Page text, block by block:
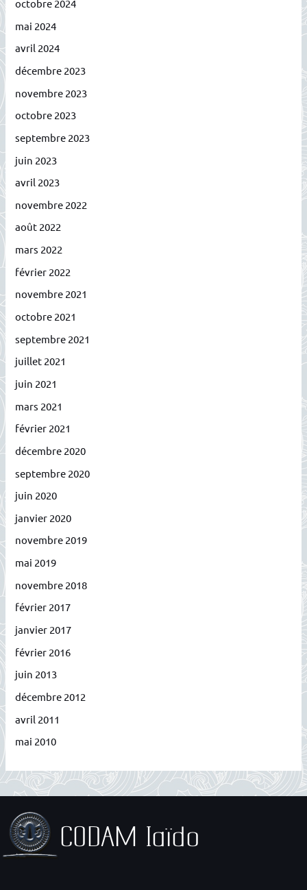
octobre 2024
mai 2024
avril 2024
décembre 2023
novembre 2023
octobre 2023
septembre 2023
juin 2023
avril 2023
novembre 2022
août 2022
mars 2022
février 2022
novembre 2021
octobre 2021
septembre 2021
juillet 2021
juin 2021
mars 2021
février 2021
décembre 2020
septembre 2020
juin 2020
janvier 2020
novembre 2019
mai 2019
novembre 2018
février 2017
janvier 2017
février 2016
juin 2013
décembre 2012
avril 2011
mai 2010